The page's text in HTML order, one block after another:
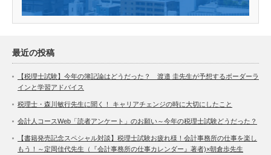
最近の投稿
【税理士試験】今年の簿記論はどうだった？ 渡邉 圭先生が予想するボーダーラ
インと学習アドバイス
税理士・森川敏行先生に聞く！ キャリアチェンジの時に大切にしたこと
会計人コースWeb「読者アンケート」のお願い～今年の税理士試験どうだった？
【書籍発売記念スペシャル対談】税理士試験お疲れ様！会計事務所の仕事を楽し
もう！～定岡佳代先生（『会計事務所の仕事カレンダー』著者)×朝倉歩先生